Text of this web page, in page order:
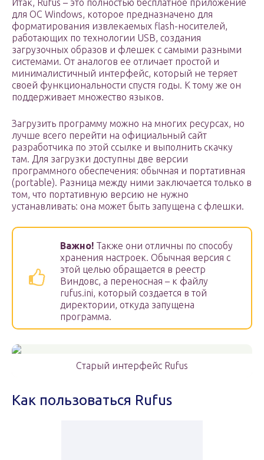
Итак, Rufus – это полностью бесплатное приложение
для ОС Windows, которое предназначено для
форматирования извлекаемых flash-носителей,
работающих по технологии USB, создания
загрузочных образов и флешек с самыми разными
системами. От аналогов ее отличает простой и
минималистичный интерфейс, который не теряет
своей функциональности спустя годы. К тому же он
поддерживает множество языков.
Загрузить программу можно на многих ресурсах, но
лучше всего перейти на официальный сайт
разработчика по этой ссылке и выполнить скачку
там. Для загрузки доступны две версии
программного обеспечения: обычная и портативная
(portable). Разница между ними заключается только в
том, что портативную версию не нужно
устанавливать: она может быть запущена с флешки.
Важно! Также они отличны по способу
хранения настроек. Обычная версия с
этой целью обращается в реестр
Виндовс, а переносная – к файлу
rufus.ini, который создается в той
директории, откуда запущена
программа.
Старый интерфейс Rufus
Как пользоваться Rufus